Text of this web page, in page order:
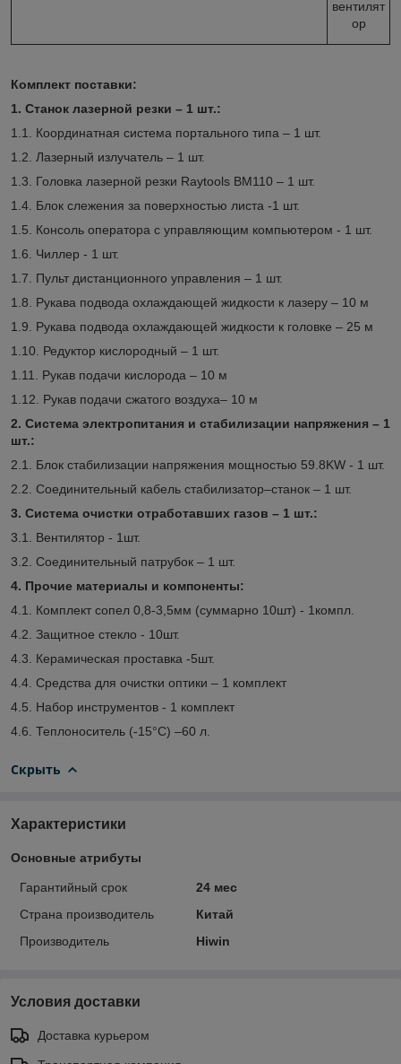
вентилят
ор
Комплект поставки:
1. Станок лазерной резки – 1 шт.:
1.1. Координатная система портального типа – 1 шт.
1.2. Лазерный излучатель – 1 шт.
1.3. Головка лазерной резки Raytools BM110 – 1 шт.
1.4. Блок слежения за поверхностью листа -1 шт.
1.5. Консоль оператора с управляющим компьютером - 1 шт.
1.6. Чиллер - 1 шт.
1.7. Пульт дистанционного управления – 1 шт.
1.8. Рукава подвода охлаждающей жидкости к лазеру – 10 м
1.9. Рукава подвода охлаждающей жидкости к головке – 25 м
1.10. Редуктор кислородный – 1 шт.
1.11. Рукав подачи кислорода – 10 м
1.12. Рукав подачи сжатого воздуха– 10 м
2. Система электропитания и стабилизации напряжения – 1
шт.:
2.1. Блок стабилизации напряжения мощностью 59.8KW - 1 шт.
2.2. Соединительный кабель стабилизатор–станок – 1 шт.
3. Система очистки отработавших газов – 1 шт.:
3.1. Вентилятор - 1шт.
3.2. Соединительный патрубок – 1 шт.
4. Прочие материалы и компоненты:
4.1. Комплект сопел 0,8-3,5мм (суммарно 10шт) - 1компл.
4.2. Защитное стекло - 10шт.
4.3. Керамическая проставка -5шт.
4.4. Средства для очистки оптики – 1 комплект
4.5. Набор инструментов - 1 комплект
4.6. Теплоноситель (-15°С) –60 л.
Скрыть
Характеристики
Основные атрибуты
Гарантийный срок
24 мес
Страна производитель
Китай
Производитель
Hiwin
Условия доставки
Доставка курьером